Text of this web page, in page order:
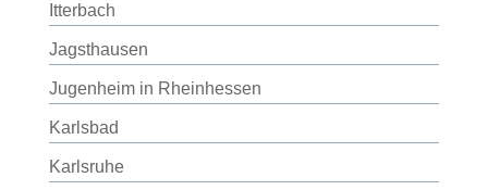
Itterbach
Jagsthausen
Jugenheim in Rheinhessen
Karlsbad
Karlsruhe